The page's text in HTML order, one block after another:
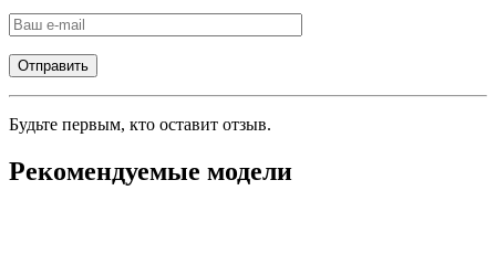
Будьте первым, кто оставит отзыв.
Рекомендуемые модели